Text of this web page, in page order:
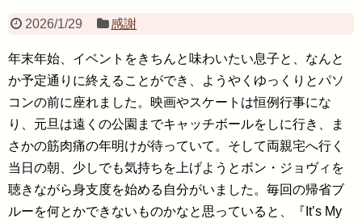
2026/1/29 感謝
年末年始、イベントをきちんと味わいたい息子と、なんと
か予定通りに終えることができ、ようやくゆっくりとパソ
コンの前に座れました。映画やスケートは恒例行事にな
り、元旦は遠くの公園までキャッチボールをしに行き、ま
さかの筋肉痛の年明けが待っていて。そして両親宅へ行く
当日の朝、少しでも気持ちを上げようとボン・ジョヴィを
聴きながら身支度を始める自分がいました。毎回の帰省ブ
ルーを何とかできないものかなと思っていると、『It’s My